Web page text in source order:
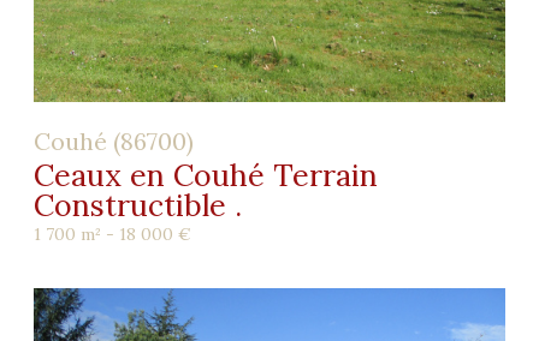
Couhé (86700)
Ceaux en Couhé Terrain
Constructible .
1 700 m² - 18 000 €